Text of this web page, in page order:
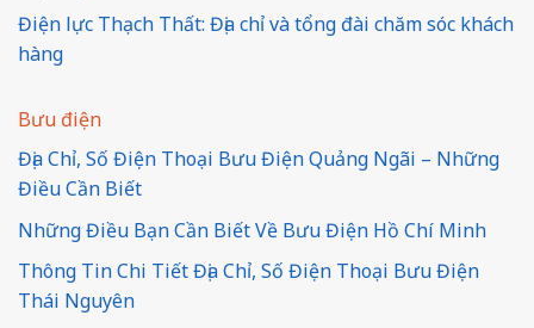
Điện lực Thạch Thất: Địa chỉ và tổng đài chăm sóc khách
hàng
Bưu điện
Địa Chỉ, Số Điện Thoại Bưu Điện Quảng Ngãi – Những
Điều Cần Biết
Những Điều Bạn Cần Biết Về Bưu Điện Hồ Chí Minh
Thông Tin Chi Tiết Địa Chỉ, Số Điện Thoại Bưu Điện
Thái Nguyên